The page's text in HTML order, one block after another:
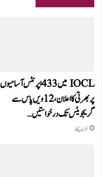
IOCL میں 433 اپرنٹس آسامیوں
پر بھرتی کا اعلان، 12ویں پاس سے
گریجویٹس تک درخواستیں…
1 دن پہلے